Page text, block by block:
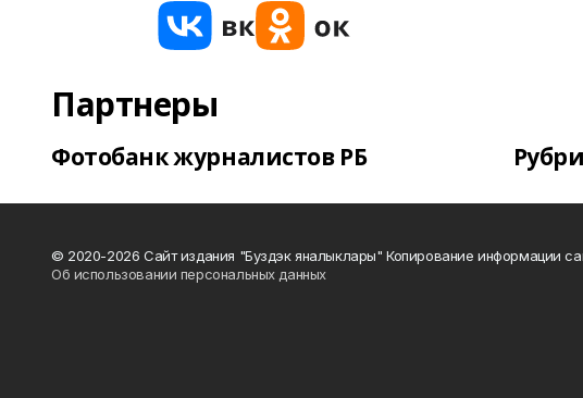
Партнеры
Фотобанк журналистов РБ
© 2020-2026 Сайт издания "Буздэк яналыклары" Копирование информации
Об использовании персональных данных